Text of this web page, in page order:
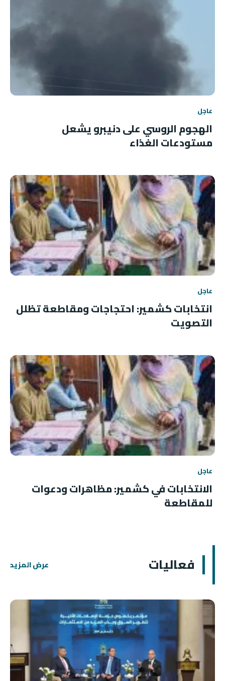
عاجل
الهجوم الروسي على دنيبرو يشعل
مستودعات الغذاء
عاجل
انتخابات كشمير: احتجاجات ومقاطعة تظلل
التصويت
عاجل
الانتخابات في كشمير: مظاهرات ودعوات
للمقاطعة
فعاليات عرض المزيد